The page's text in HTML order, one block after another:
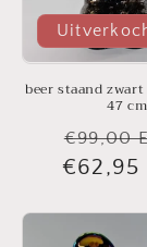
beer staand
47 cm
prijs
€99,00
€62,95